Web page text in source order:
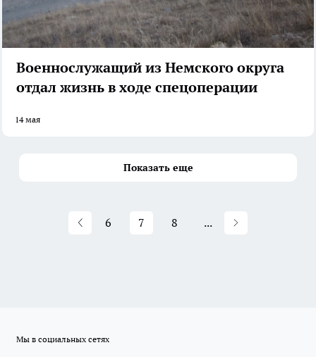
Военнослужащий из Немского округа
отдал жизнь в ходе спецоперации
14 мая
Показать еще
6 7 8 ...
Мы в социальных сетях